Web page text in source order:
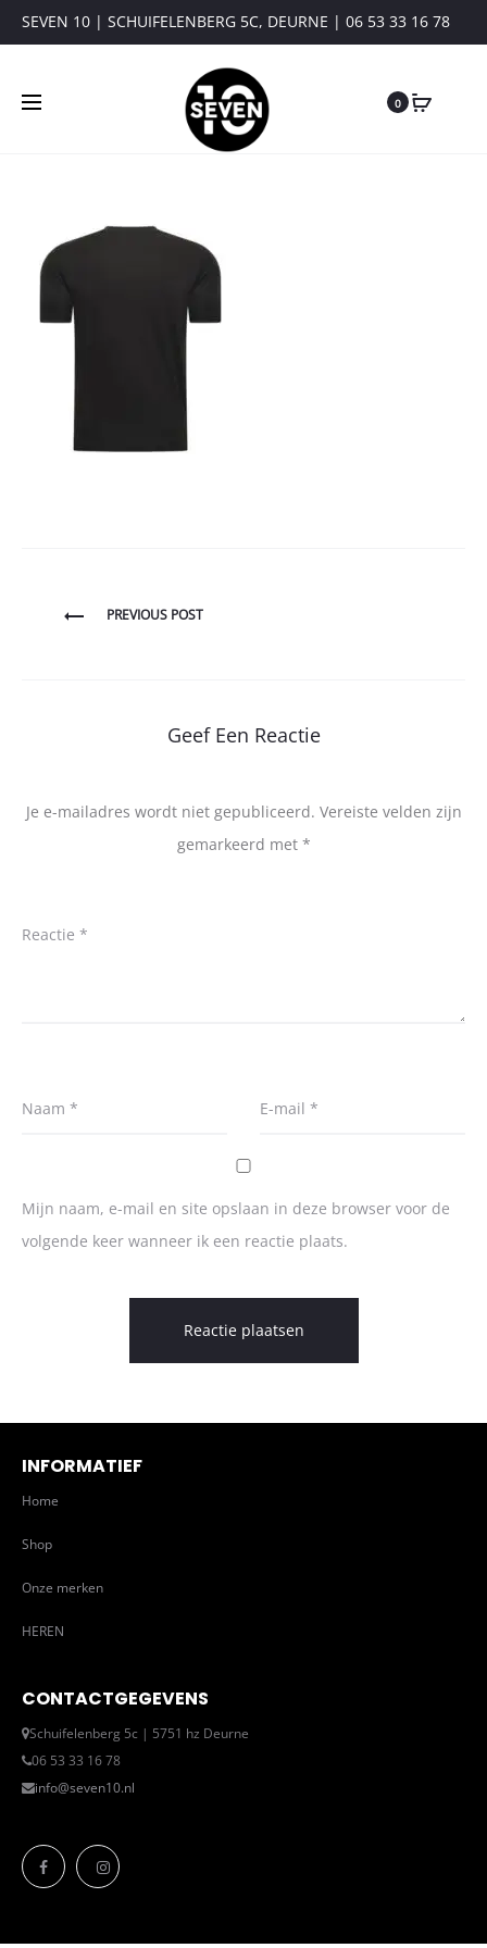
SEVEN 10 | SCHUIFELENBERG 5C, DEURNE | 06 53 33 16 78
0
BerichtPREVIOUS POST
Geef Een Reactie
Je e-mailadres wordt niet gepubliceerd. Vereiste velden zijn
gemarkeerd met *
Reactie *
Naam * E-mail *
Mijn naam, e-mail en site opslaan in deze browser voor de
volgende keer wanneer ik een reactie plaats.
INFORMATIEF
Home
Shop
Onze merken
HEREN
CONTACTGEGEVENS
Schuifelenberg 5c | 5751 hz Deurne
06 53 33 16 78
info@seven10.nl